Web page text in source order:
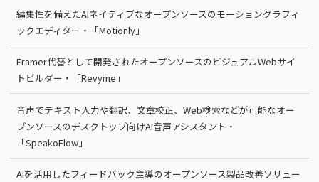
編集性を備えたAIネイティブなオープンソースのモーショングラフィ
ックエディター・「Motionly」
Framer代替として開発されたオープンソースのビジュアルWebサイ
トビルダー・「Revyme」
音声でテキスト入力や翻訳、文章校正、Web検索などが可能なオー
プンソースのデスクトップ向けAI音声アシスタント・
「SpeakoFlow」
AIを活用したフィードバック主導のオープンソース製品改善ソリュー